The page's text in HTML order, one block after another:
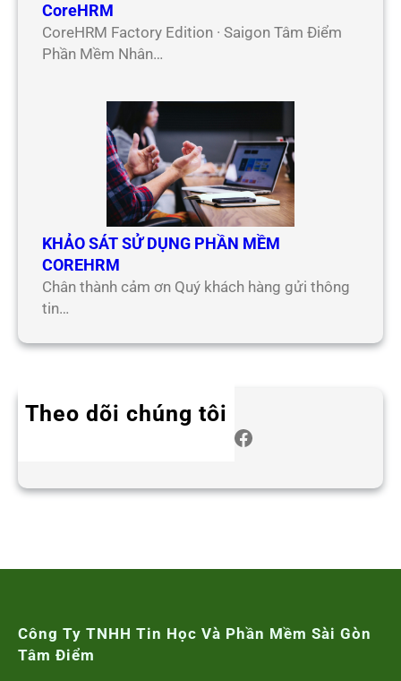
CoreHRM
CoreHRM Factory Edition · Saigon Tâm Điểm
Phần Mềm Nhân…
KHẢO SÁT SỬ DỤNG PHẦN MỀM
COREHRM
Chân thành cảm ơn Quý khách hàng gửi thông
tin…
Theo dõi chúng tôi
Facebook
Công Ty TNHH Tin Học Và Phần Mềm Sài Gòn
Tâm Điểm